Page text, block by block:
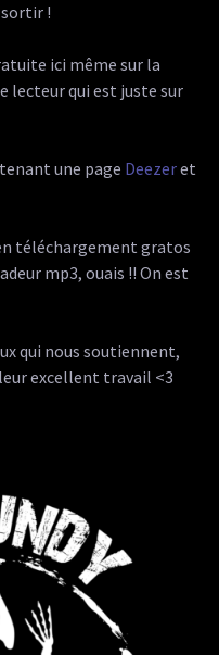
!
ici même sur la
lecteur qui est juste sur
une page Deezeret
téléchargement gratos
mp3, ouais !! On est
qui nous soutiennent,
excellent travail <3